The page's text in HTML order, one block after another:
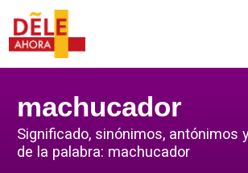
machucador
Significado, sinónimos, antónimos
de la palabra: machucador